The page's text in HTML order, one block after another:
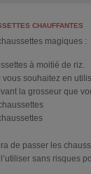
CHAUFFANTES
magiques :
à moitié de riz.
souhaitez en
la grosseur que
de passer les
sans risques